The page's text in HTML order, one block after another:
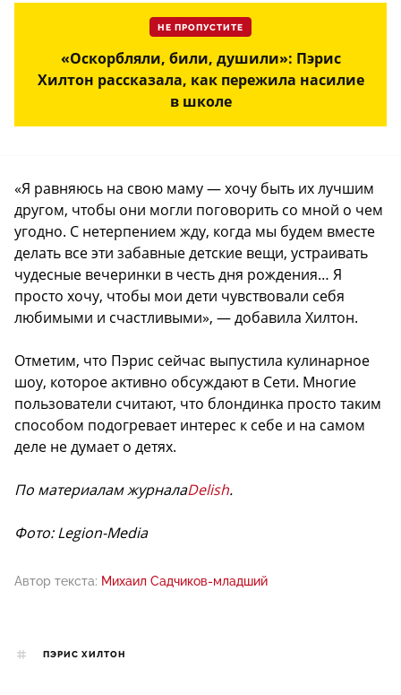
НЕ ПРОПУСТИТЕ
«Оскорбляли, били, душили»: Пэрис
Хилтон рассказала, как пережила насилие
в школе
«Я равняюсь на свою маму — хочу быть их лучшим
другом, чтобы они могли поговорить со мной о чем
угодно. С нетерпением жду, когда мы будем вместе
делать все эти забавные детские вещи, устраивать
чудесные вечеринки в честь дня рождения… Я
просто хочу, чтобы мои дети чувствовали себя
любимыми и счастливыми», — добавила Хилтон.
Отметим, что Пэрис сейчас выпустила кулинарное
шоу, которое активно обсуждают в Сети. Многие
пользователи считают, что блондинка просто таким
способом подогревает интерес к себе и на самом
деле не думает о детях.
По материалам журналаDelish.
Фото: Legion-Media
Автор текста: Михаил Садчиков-младший
ПЭРИС ХИЛТОН